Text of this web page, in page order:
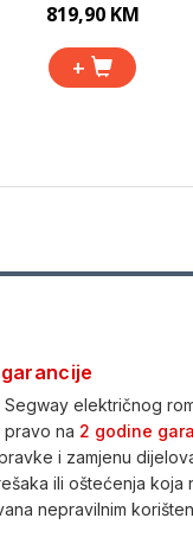
819,90 KM
+
Segway električnog
na 2 godine
i zamjenu
ili oštećenja koja
nepravilnim